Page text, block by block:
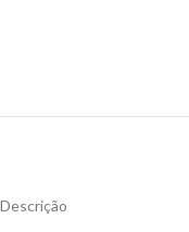
Descrição